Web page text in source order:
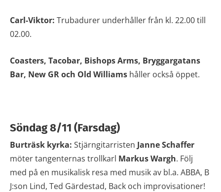
Carl-Viktor: Trubadurer underhåller från kl. 22.00 till
02.00.
Coasters, Tacobar, Bishops Arms, Bryggargatans
Bar, New GR och Old Williams håller också öppet.
Söndag 8/11 (Farsdag)
Burträsk kyrka: Stjärngitarristen Janne Schaffer
möter tangenternas trollkarl Markus Wargh. Följ
med på en musikalisk resa med musik av bl.a. ABBA, B
J:son Lind, Ted Gärdestad, Back och improvisationer!